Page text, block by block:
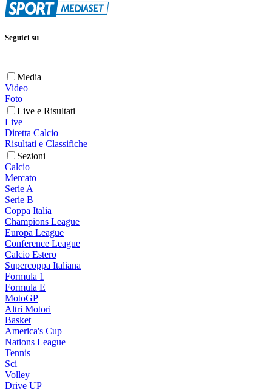
Seguici su
Media
Video
Foto
Live e Risultati
Live
Diretta Calcio
Risultati e Classifiche
Sezioni
Calcio
Mercato
Serie A
Serie B
Coppa Italia
Champions League
Europa League
Conference League
Calcio Estero
Supercoppa Italiana
Formula 1
Formula E
MotoGP
Altri Motori
Basket
America's Cup
Nations League
Tennis
Sci
Volley
Drive UP